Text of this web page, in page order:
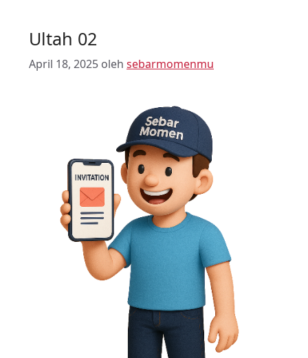
Ultah 02
April 18, 2025 oleh sebarmomenmu